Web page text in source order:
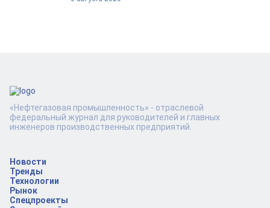
Новости
Тренды
Технологии
Рынок
Спецпроекты
«Нефтегазовая промышленность» - отраслевой
федеральный журнал для руководителей и главных
инженеров производственных предприятий.